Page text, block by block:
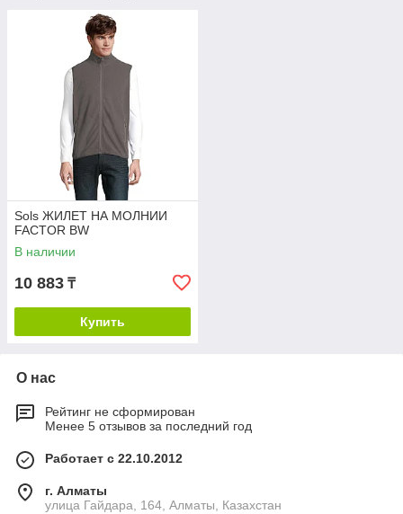
Sols ЖИЛЕТ НА МОЛНИИ
FACTOR BW
В наличии
10 883 ₸
Купить
О нас
Рейтинг не сформирован
Менее 5 отзывов за последний год
Работает с 22.10.2012
г. Алматы
улица Гайдара, 164, Алматы, Казахстан